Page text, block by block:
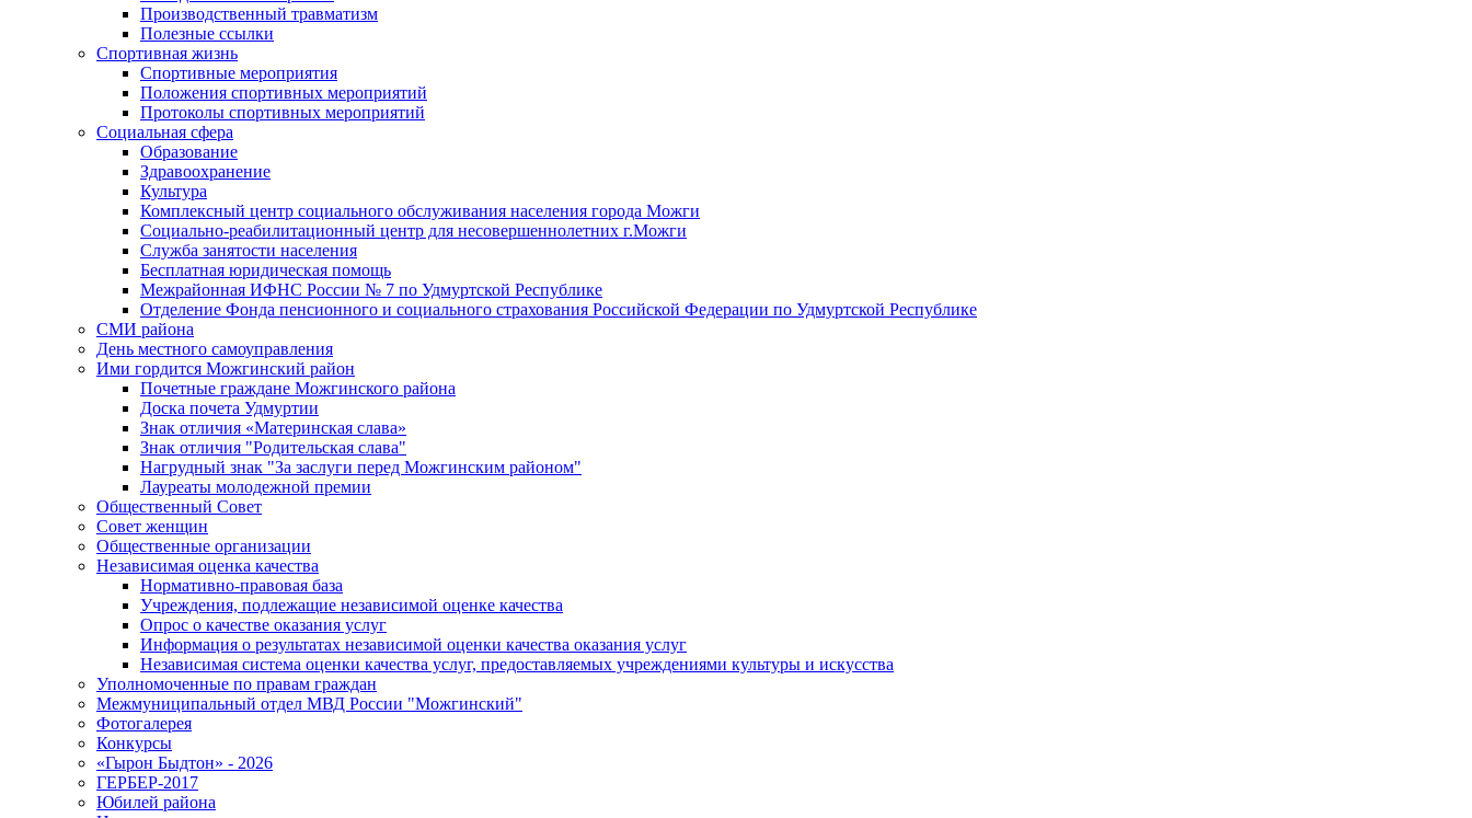
Производственный травматизм
Полезные ссылки
Спортивная жизнь
Спортивные мероприятия
Положения спортивных мероприятий
Протоколы спортивных мероприятий
Социальная сфера
Образование
Здравоохранение
Культура
Комплексный центр социального обслуживания населения города Можги
Социально-реабилитационный центр для несовершеннолетних г.Можги
Служба занятости населения
Бесплатная юридическая помощь
Межрайонная ИФНС России № 7 по Удмуртской Республике
Отделение Фонда пенсионного и социального страхования Российской Федерации по Удмуртской Республике
СМИ района
День местного самоуправления
Ими гордится Можгинский район
Почетные граждане Можгинского района
Доска почета Удмуртии
Знак отличия «Материнская слава»
Знак отличия "Родительская слава"
Нагрудный знак "За заслуги перед Можгинским районом"
Лауреаты молодежной премии
Общественный Совет
Совет женщин
Общественные организации
Независимая оценка качества
Нормативно-правовая база
Учреждения, подлежащие независимой оценке качества
Опрос о качестве оказания услуг
Информация о результатах независимой оценки качества оказания услуг
Независимая система оценки качества услуг, предоставляемых учреждениями культуры и искусства
Уполномоченные по правам граждан
Межмуниципальный отдел МВД России "Можгинский"
Фотогалерея
Конкурсы
«Гырон Быдтон» - 2026
ГЕРБЕР-2017
Юбилей района